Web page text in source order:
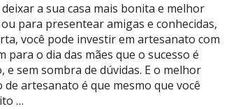
a sua casa mais bonita e melhor
para presentear amigas e conhecidas,
você pode investir em artesanato com
para o dia das mães que o sucesso é
e sem sombra de dúvidas. E o melhor
de artesanato é que mesmo que você
…